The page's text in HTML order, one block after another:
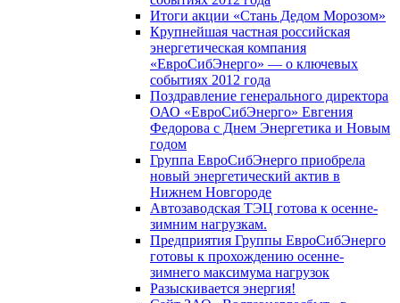
Итоги акции «Стань Дедом Морозом»
Крупнейшая частная российская
энергетическая компания
«ЕвроСибЭнерго» — о ключевых
событиях 2012 года
Поздравление генерального директора
ОАО «ЕвроСибЭнерго» Евгения
Федорова с Днем Энергетика и Новым
годом
Группа ЕвроСибЭнерго приобрела
новый энергетический актив в
Нижнем Новгороде
Автозаводская ТЭЦ готова к осенне-
зимним нагрузкам.
Предприятия Группы ЕвроСибЭнерго
готовы к прохождению осенне-
зимнего максимума нагрузок
Разыскивается энергия!